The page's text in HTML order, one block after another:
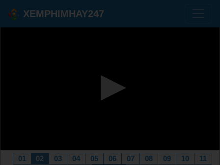
XEMPHIMHAY247
01 02 03 04 05 06 07 08 09 10
11